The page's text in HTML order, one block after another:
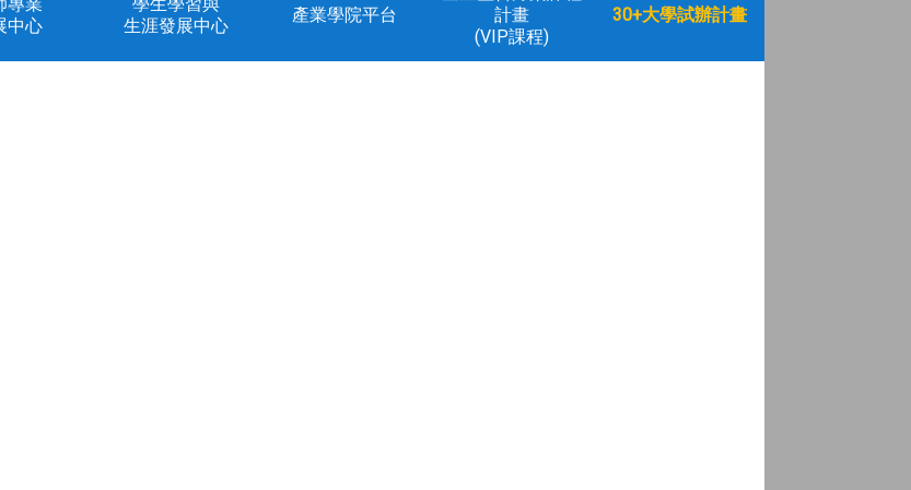
中心
生涯發展中心
產業學院平台
計畫
(VIP課程)
30+大學試辦計畫